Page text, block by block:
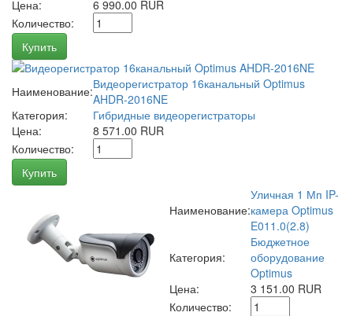
Цена:
6 990.00 RUR
Количество:
Купить
Наименование:Видеорегистратор 16канальный Optimus
AHDR-2016NE
Категория:
Гибридные видеорегистраторы
Цена:
8 571.00 RUR
Количество:
Купить
Наименование:
Уличная 1 Мп IP-
камера Optimus
E011.0(2.8)
Категория:
Бюджетное
оборудование
Optimus
Цена:
3 151.00 RUR
Количество: